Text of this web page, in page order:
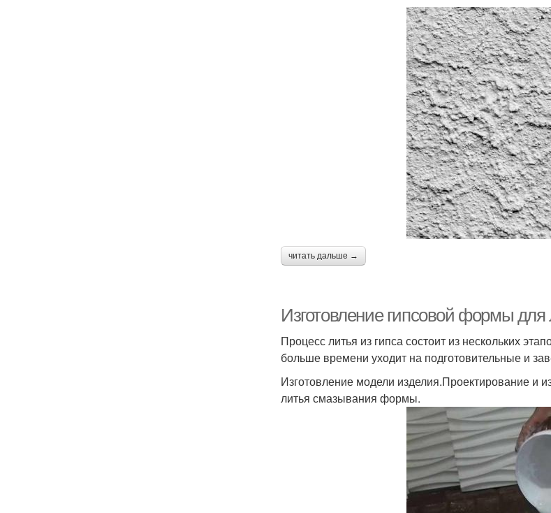
читать дальше →
Изготовление гипсовой формы для
Процесс литья из гипса состоит из нескольких
больше времени уходит на подготовительные и
Изготовление модели изделия.Проектирование и
литья смазывания формы.